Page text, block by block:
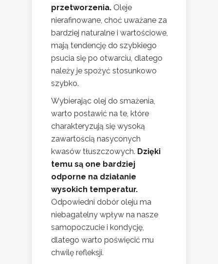
przetworzenia. Oleje
nierafinowane, choć uważane za
bardziej naturalne i wartościowe,
mają tendencję do szybkiego
psucia się po otwarciu, dlatego
należy je spożyć stosunkowo
szybko.
Wybierając olej do smażenia,
warto postawić na te, które
charakteryzują się wysoką
zawartością nasyconych
kwasów tłuszczowych. Dzięki
temu są one bardziej
odporne na działanie
wysokich temperatur.
Odpowiedni dobór oleju ma
niebagatelny wpływ na nasze
samopoczucie i kondycję,
dlatego warto poświęcić mu
chwilę refleksji.